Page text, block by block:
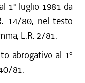
1° luglio 1981 da
14/80, nel testo
L.R. 2/81.
abrogativo al 1°
81.